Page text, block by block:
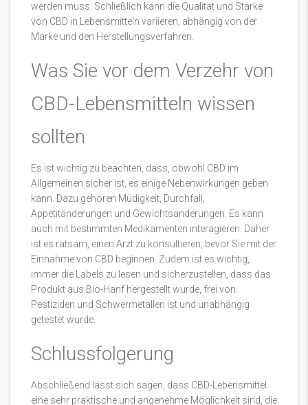
werden muss. Schließlich kann die Qualität und Stärke
von CBD in Lebensmitteln variieren, abhängig von der
Marke und den Herstellungsverfahren.
Was Sie vor dem Verzehr von
CBD-Lebensmitteln wissen
sollten
Es ist wichtig zu beachten, dass, obwohl CBD im
Allgemeinen sicher ist, es einige Nebenwirkungen geben
kann. Dazu gehören Müdigkeit, Durchfall,
Appetitänderungen und Gewichtsänderungen. Es kann
auch mit bestimmten Medikamenten interagieren. Daher
ist es ratsam, einen Arzt zu konsultieren, bevor Sie mit der
Einnahme von CBD beginnen. Zudem ist es wichtig,
immer die Labels zu lesen und sicherzustellen, dass das
Produkt aus Bio-Hanf hergestellt wurde, frei von
Pestiziden und Schwermetallen ist und unabhängig
getestet wurde.
Schlussfolgerung
Abschließend lässt sich sagen, dass CBD-Lebensmittel
eine sehr praktische und angenehme Möglichkeit sind, die